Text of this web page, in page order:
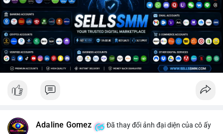
Adaline Gomez Đã thay đổi ảnh đại diện của cô ấy